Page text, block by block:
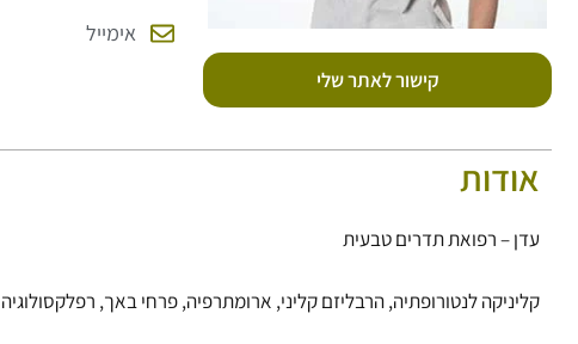
קישור לאתר שלי
אימייל
אודות
עדן – רפואת תדרים טבעית
קליניקה לנטורופתיה, הרבליזם קליני, ארומתרפיה, פרחי באך,